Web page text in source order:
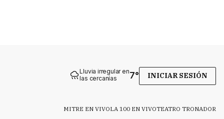
Lluvia irregular en
las cercanías
7° INICIAR SESIÓN
MITRE EN VIVOLA 100 EN VIVOTEATRO TRONADOR